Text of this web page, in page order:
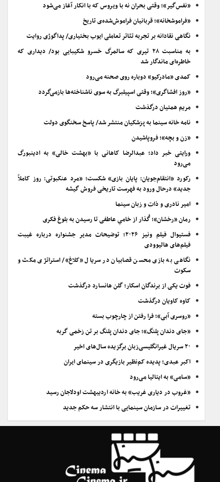
«نفس‌گیر»؛ وقتی بحران نه با ویروس که با انکار آغاز می‌شود
«فراموشخانه»؛ قربانیان فراموش‌شده‌ی تاریخ
نگاهی نقادانه بر تجربه تئاتر تعاملی ایوب بختیاری/ پداگوژی روایت
به مناسبت ۲۸ تیری که سالمرگ خسرو شکیبایی بود/ دیداری که
خاطره‌ای ماندگار شد
کمدی «مادرکیو» دوباره روی صحنه می‌رود
«روز افشاگری»؛ وقتی اسپیلبرگ به سوی ناشناخته‌ها بازمی‌گردد
مریم همتیان درگذشت
نامه خانه سینما به پزشکیان منتشر شد/ پاسخ سخنگوی دولت
«زن و بچه»؛ فروپاشیدن
ورایتی خبر داد؛ عبدالرضا کاهانی با «بهشت خالی» به ادینبورگ
می‌رود
رکورد «انتقام‌جویان: پایان بازی» شکست؛ «مرد عنکبوتی: روز کاملاً
جدید» درحال ورود به فهرست تاریخی فروش گیشه
امیر نادری و ذات و زبان سینما
رمان «رخشان»؛ گُذار از خامیِ عاطفی تا رسیدن به بلوغ فکری
فستیوال فیلم ونیز ۲۰۲۶؛ توضیحات مدیر جشنواره درباره غیبت
فیلم‌های هالیوودی
نگاهی به بازی محسن قصابیان در سریال «کلاغ»/ استراتژی مکث و
سکوت
فوت یکی از برندگان اسکار؛ گلن هانسارد درگذشت
کاوه کاویان درگذشت
«روسری آبی»؛ فرا رفتن از چارچوب بسته
«جای دندان پلنگ»؛ جای دندان پلنگ بر تن زخمی گربه
۲۰ سریال غیرانگلیسی‌زبان برگزیده سال‌های اخیر
اکبر عبدی؛ پدیده کم‌نظیر بازیگری در سینمای ایران
«سامی» به ایتالیا می‌رود
«غروب در دیاری غریب» به خانه اردیبهشت اودلاجان رسید
تغییرات در سازمان سینمایی با انتشار سه حکم جدید